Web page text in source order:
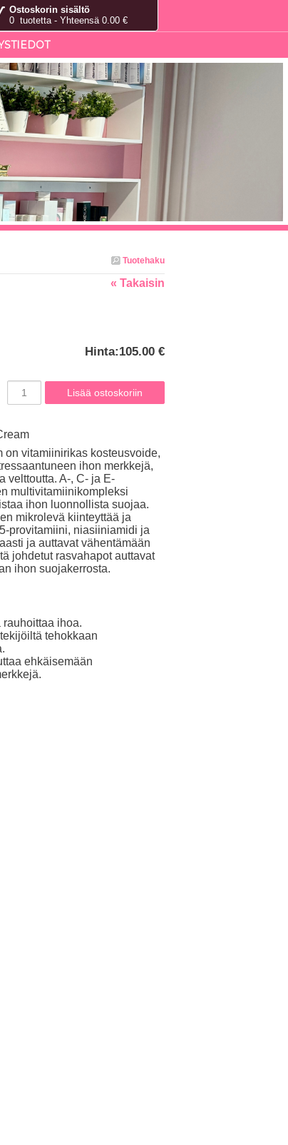
Ostoskorin sisältö
0 tuotetta - Yhteensä 0.00 €
Tuotehaku
« Takaisin
Hinta:105.00 €
on vitamiinirikas kosteusvoide,
ihon merkkejä,
velttoutta. A-, C- ja E-
multivitamiinikompleksi
ihon luonnollista suojaa.
mikrolevä kiinteyttää ja
provitamiini, niasiiniamidi ja
ja auttavat vähentämään
johdetut rasvahapot auttavat
ihon suojakerrosta.
ihoa.
tehokkaan
ehkäisemään